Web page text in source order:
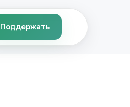
Поддержать